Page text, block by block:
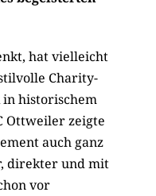
hat vielleicht
Charity-
historischem
Ottweiler zeigte
auch ganz
direkter und mit
vor